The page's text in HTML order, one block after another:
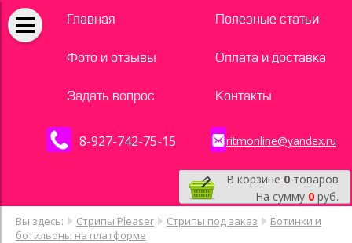
Главная Полезные статьи
Фото и отзывы Оплата и доставка
Задать вопрос Контакты
8-927-742-75-15 ritmonline@yandex.ru
В корзине 0 товаров
На сумму 0 руб.
Вы здесь: Стрипы Pleaser Стрипы под заказ
Ботинки и
ботильоны на платформе